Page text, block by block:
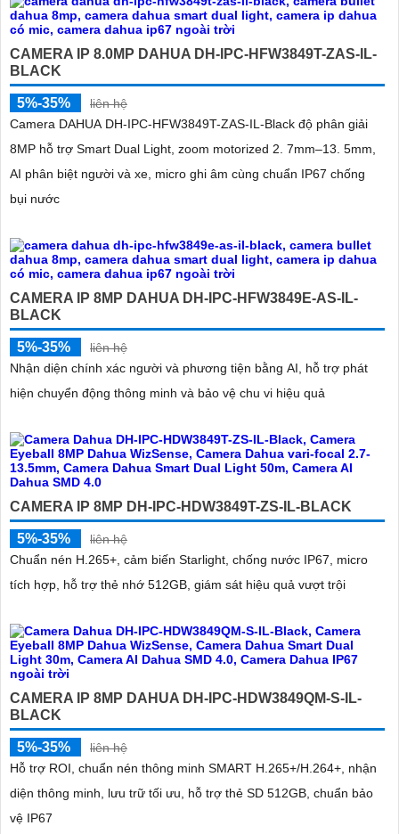
CAMERA IP 8.0MP DAHUA DH-IPC-HFW3849T-ZAS-IL-
BLACK
5%-35%
liên hệ
Camera DAHUA DH-IPC-HFW3849T-ZAS-IL-Black độ phân giải
8MP hỗ trợ Smart Dual Light, zoom motorized 2. 7mm–13. 5mm,
AI phân biệt người và xe, micro ghi âm cùng chuẩn IP67 chống
bụi nước
CAMERA IP 8MP DAHUA DH-IPC-HFW3849E-AS-IL-
BLACK
5%-35%
liên hệ
Nhận diện chính xác người và phương tiện bằng AI, hỗ trợ phát
hiện chuyển động thông minh và bảo vệ chu vi hiệu quả
CAMERA IP 8MP DH-IPC-HDW3849T-ZS-IL-BLACK
5%-35%
liên hệ
Chuẩn nén H.265+, cảm biến Starlight, chống nước IP67, micro
tích hợp, hỗ trợ thẻ nhớ 512GB, giám sát hiệu quả vượt trội
CAMERA IP 8MP DAHUA DH-IPC-HDW3849QM-S-IL-
BLACK
5%-35%
liên hệ
Hỗ trợ ROI, chuẩn nén thông minh SMART H.265+/H.264+, nhận
diện thông minh, lưu trữ tối ưu, hỗ trợ thẻ SD 512GB, chuẩn bảo
vệ IP67